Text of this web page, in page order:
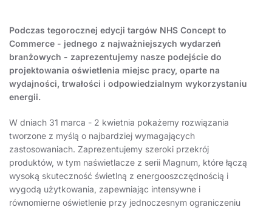
Podczas tegorocznej edycji targów NHS Concept to
Commerce - jednego z najważniejszych wydarzeń
branżowych - zaprezentujemy nasze podejście do
projektowania oświetlenia miejsc pracy, oparte na
wydajności, trwałości i odpowiedzialnym wykorzystaniu
energii.
W dniach 31 marca - 2 kwietnia pokażemy rozwiązania
tworzone z myślą o najbardziej wymagających
zastosowaniach. Zaprezentujemy szeroki przekrój
produktów, w tym naświetlacze z serii Magnum, które łączą
wysoką skuteczność świetlną z energooszczędnością i
wygodą użytkowania, zapewniając intensywne i
równomierne oświetlenie przy jednoczesnym ograniczeniu